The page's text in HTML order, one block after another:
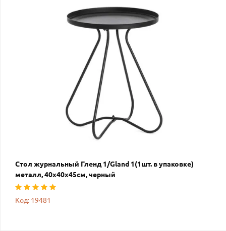
Стол журнальный Гленд 1/Gland 1(1шт. в упаковке)
металл, 40х40х45см, черный
Код: 19481